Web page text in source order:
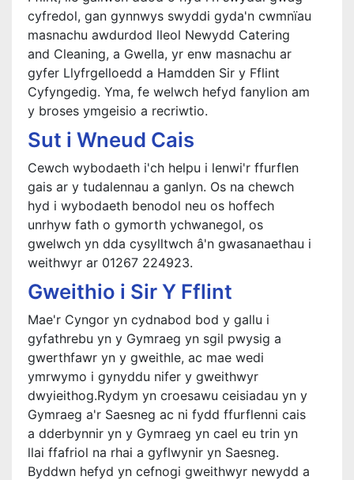
cyfredol, gan gynnwys swyddi gyda'n cwmnïau
masnachu awdurdod lleol Newydd Catering
and Cleaning, a Gwella, yr enw masnachu ar
gyfer Llyfrgelloedd a Hamdden Sir y Fflint
Cyfyngedig. Yma, fe welwch hefyd fanylion am
y broses ymgeisio a recriwtio.
Sut i Wneud Cais
Cewch wybodaeth i'ch helpu i lenwi'r ffurflen
gais ar y tudalennau a ganlyn. Os na chewch
hyd i wybodaeth benodol neu os hoffech
unrhyw fath o gymorth ychwanegol, os
gwelwch yn dda cysylltwch â'n gwasanaethau i
weithwyr ar 01267 224923.
Gweithio i Sir Y Fflint
Mae'r Cyngor yn cydnabod bod y gallu i
gyfathrebu yn y Gymraeg yn sgil pwysig a
gwerthfawr yn y gweithle, ac mae wedi
ymrwymo i gynyddu nifer y gweithwyr
dwyieithog.Rydym yn croesawu ceisiadau yn y
Gymraeg a'r Saesneg ac ni fydd ffurflenni cais
a dderbynnir yn y Gymraeg yn cael eu trin yn
llai ffafriol na rhai a gyflwynir yn Saesneg.
Byddwn hefyd yn cefnogi gweithwyr newydd a